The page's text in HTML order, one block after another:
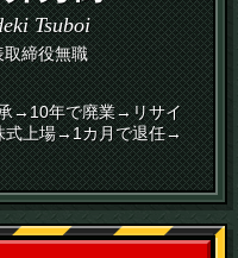
Tsuboi
取締役無職
→10年で廃業→リサイ
式上場→1カ月で退任→